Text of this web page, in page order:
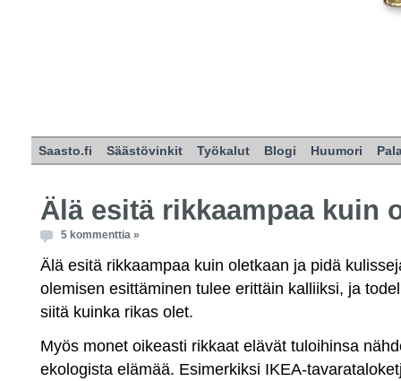
Saasto.fi Säästövinkit Työkalut Blogi Huumori
Älä esitä rikkaampaa kuin
5 kommenttia »
Älä esitä rikkaampaa kuin oletkaan ja pidä
olemisen esittäminen tulee erittäin kalliiksi, ja
siitä kuinka rikas olet.
Myös monet oikeasti rikkaat elävät tuloihinsa
ekologista elämää. Esimerkiksi IKEA-